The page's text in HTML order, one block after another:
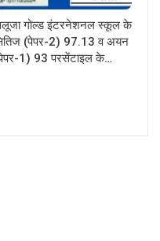
गोल्ड इंटरनेशनल स्कूल के
(पेपर-2) 97.13 व अयन
1) 93 परसेंटाइल के…